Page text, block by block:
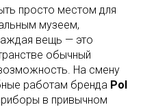
просто местом для
музеем,
вещь — это
обычный
На смену
работам бренда Pol
в привычном